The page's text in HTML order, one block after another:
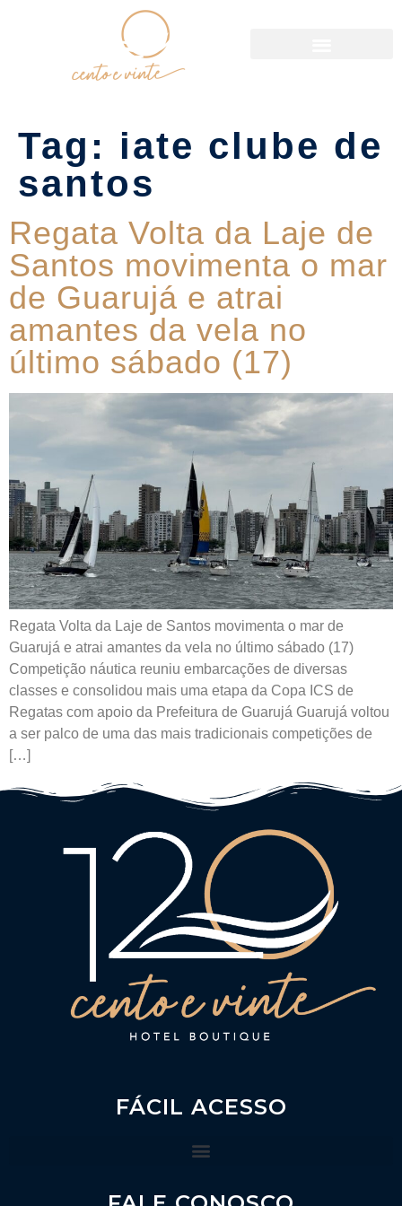
Tag: iate clube de
santos
Regata Volta da Laje de
Santos movimenta o mar
de Guarujá e atrai
amantes da vela no
último sábado (17)
Regata Volta da Laje de Santos movimenta o mar de
Guarujá e atrai amantes da vela no último sábado (17)
Competição náutica reuniu embarcações de diversas
classes e consolidou mais uma etapa da Copa ICS de
Regatas com apoio da Prefeitura de Guarujá Guarujá voltou
a ser palco de uma das mais tradicionais competições de
[…]
FÁCIL ACESSO